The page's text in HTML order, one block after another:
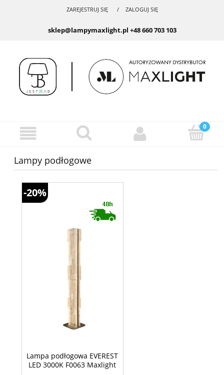
ZAREJESTRUJ SIĘ ZALOGUJ SIĘ
sklep@lampymaxlight.pl +48 660 703 103
Lampy podłogowe
Lampa podłogowa EVEREST
LED 3000K F0063 Maxlight
-20%